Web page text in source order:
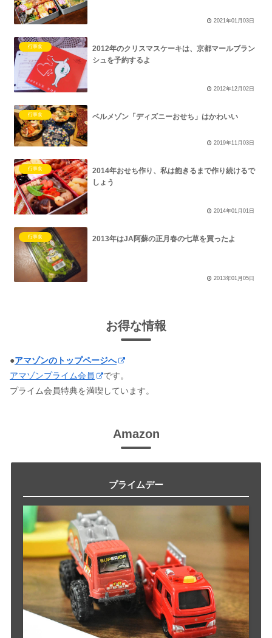
2021年01月03日
行事食
2012年のクリスマスケーキは、京都マールブラン
シュを予約するよ
2012年12月02日
行事食 ベルメゾン「ディズニーおせち」はかわいい
2019年11月03日
行事食
2014年おせち作り、私は飽きるまで作り続けるで
しょう
2014年01月01日
行事食 2013年はJA阿蘇の正月春の七草を買ったよ
2013年01月05日
お得な情報
●アマゾンのトップページへ
アマゾンプライム会員
です。
プライム会員特典を満喫しています。
Amazon
プライムデー